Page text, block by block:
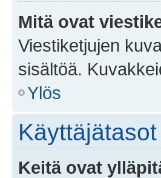
Mitä ovat
Viestiketjujen
sisältöä.
Ylös
Keitä ovat